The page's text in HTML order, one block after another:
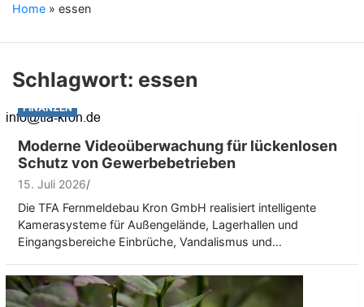
Home » essen
Schlagwort: essen
FINANZEN
Moderne Videoüberwachung für lückenlosen
Schutz von Gewerbebetrieben
15. Juli 2026
Die TFA Fernmeldebau Kron GmbH realisiert intelligente
Kamerasysteme für Außengelände, Lagerhallen und
Eingangsbereiche Einbrüche, Vandalismus und…